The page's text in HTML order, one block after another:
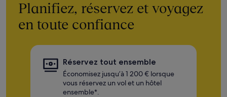
Planifiez, réservez et voyagez
en toute confiance
Réservez tout ensemble
Économisez jusqu’à 1 200 € lorsque
vous réservez un vol et un hôtel
ensemble*.